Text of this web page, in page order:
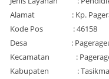
Alamat : Kp.
Kode Pos : 46158
Desa :
Kecamatan :
Kabupaten :